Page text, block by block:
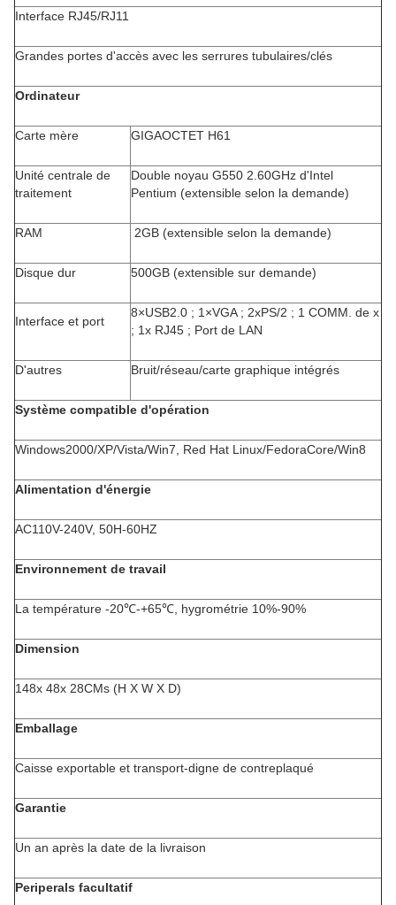
Interface RJ45/RJ11
Grandes portes d'accès avec les serrures tubulaires/clés
Ordinateur
Carte mère GIGAOCTET H61
Unité centrale de
traitement
Double noyau G550 2.60GHz d'Intel
Pentium (extensible selon la demande)
RAM 2GB (extensible selon la demande)
Disque dur 500GB (extensible sur demande)
Interface et port
8×USB2.0 ; 1×VGA ; 2xPS/2 ; 1 COMM. de x
; 1x RJ45 ; Port de LAN
D'autres Bruit/réseau/carte graphique intégrés
Système compatible d'opération
Windows2000/XP/Vista/Win7, Red Hat Linux/FedoraCore/Win8
Alimentation d'énergie
AC110V-240V, 50H-60HZ
Environnement de travail
La température -20℃-+65℃, hygrométrie 10%-90%
Dimension
148x 48x 28CMs (H X W X D)
Emballage
Caisse exportable et transport-digne de contreplaqué
Garantie
Un an après la date de la livraison
Periperals facultatif